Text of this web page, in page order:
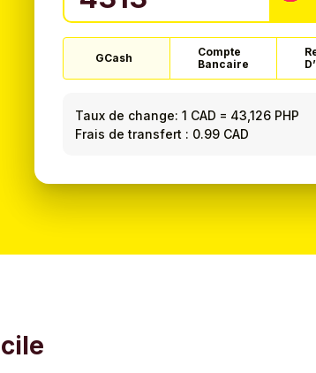
GCash
Compte
Bancaire
Taux de change: 1 CAD = 43,126 PHP
Frais de transfert : 0.99 CAD